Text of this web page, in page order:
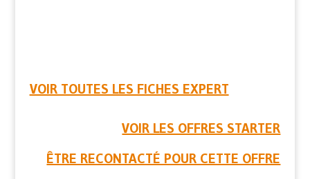
VOIR TOUTES LES FICHES EXPERT
VOIR LES OFFRES STARTER
ÊTRE RECONTACTÉ POUR CETTE OFFRE